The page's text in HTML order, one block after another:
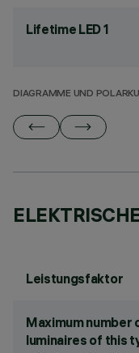
Lifetime LED 1
DIAGRAMME UND
Leistungsfaktor
Maximum number
luminaires of this